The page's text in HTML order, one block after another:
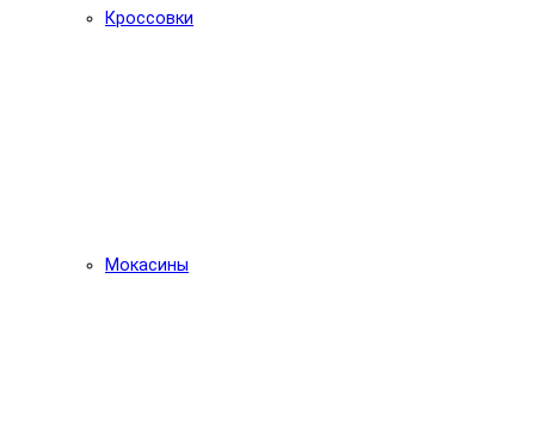
Кроссовки
Мокасины